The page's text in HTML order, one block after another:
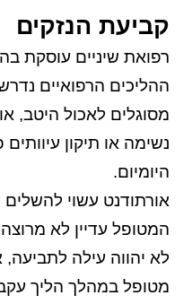
קביעת הנזקים
רפואת שיניים עוסקת
ההליכים הרפואיים
מסוגלים לאכול היטב,
נשימה או תיקון עיוותים
היומיום.
אורתודנט עשוי להשלים
המטופל עדיין לא
לא יהווה עילה
מטופל במהלך הליך עקב